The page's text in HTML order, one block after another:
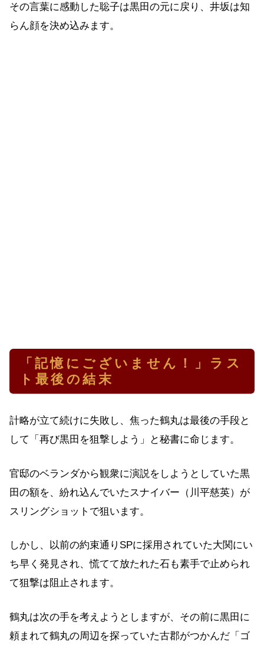
その言葉に感動した聡子は黒田の元に戻り、井坂は知
らん顔を決め込みます。
「記憶にございません！」ラス
ト最後の結末
計略が立て続けに失敗し、焦った鶴丸は最後の手段と
して「再び黒田を狙撃しよう」と秘書に命じます。
官邸のベランダから観衆に演説をしようとしていた黒
田の額を、紛れ込んでいたスナイバー（川平慈英）が
スリングショットで狙います。
しかし、以前の約束通りSPに採用されていた大関にい
ち早く発見され、慌てて放たれた石も素手で止められ
て狙撃は阻止されます。
鶴丸は次の手を考えようとしますが、その前に黒田に
頼まれて鶴丸の周辺を探っていた古郡がつかんだ「ゴ